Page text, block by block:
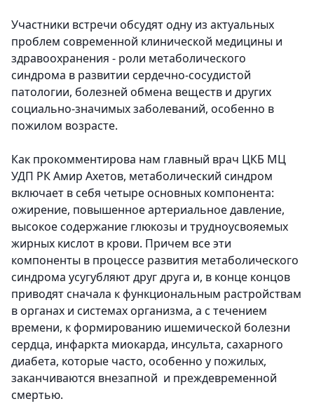
Участники встречи обсудят одну из актуальных
проблем современной клинической медицины и
здравоохранения - роли метаболического
синдрома в развитии сердечно-сосудистой
патологии, болезней обмена веществ и других
социально-значимых заболеваний, особенно в
пожилом возрасте.
Как прокомментирова нам главный врач ЦКБ МЦ
УДП РК Амир Ахетов, метаболический синдром
включает в себя четыре основных компонента:
ожирение, повышенное артериальное давление,
высокое содержание глюкозы и трудноусвояемых
жирных кислот в крови. Причем все эти
компоненты в процессе развития метаболического
синдрома усугубляют друг друга и, в конце концов
приводят сначала к функциональным растройствам
в органах и системах организма, а с течением
времени, к формированию ишемической болезни
сердца, инфаркта миокарда, инсульта, сахарного
диабета, которые часто, особенно у пожилых,
заканчиваются внезапной и преждевременной
смертью.